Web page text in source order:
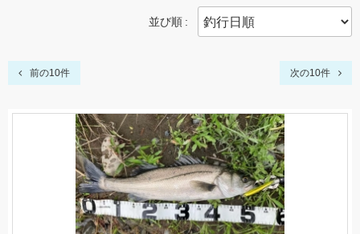
並び順
前の10件 次の10件